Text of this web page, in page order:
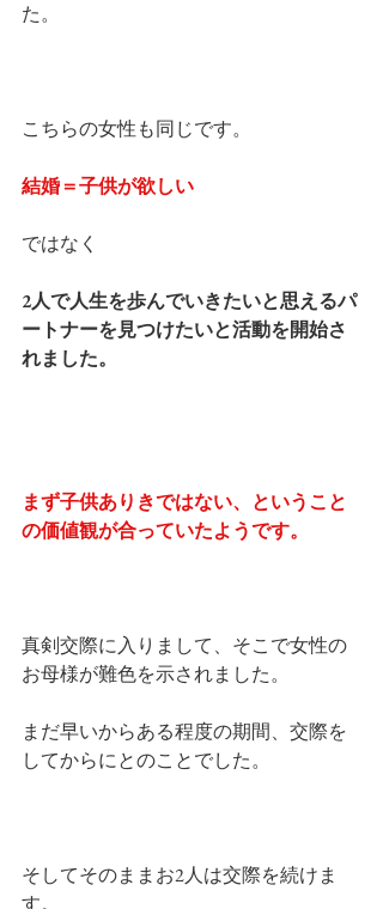
た。
こちらの女性も同じです。
結婚＝子供が欲しい
ではなく
2人で人生を歩んでいきたいと思えるパ
ートナーを見つけたいと活動を開始さ
れました。
まず子供ありきではない、ということ
の価値観が合っていたようです。
真剣交際に入りまして、そこで女性の
お母様が難色を示されました。
まだ早いからある程度の期間、交際を
してからにとのことでした。
そしてそのままお2人は交際を続けま
す。